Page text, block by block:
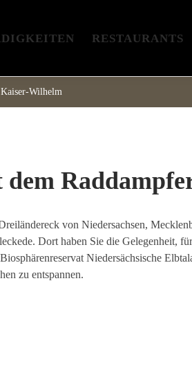
RESTAURANTS
Wilhelm
dem
von Niedersachsen,
Dort haben Sie die Gelegenheit,
Niedersächsische
zu entspannen.